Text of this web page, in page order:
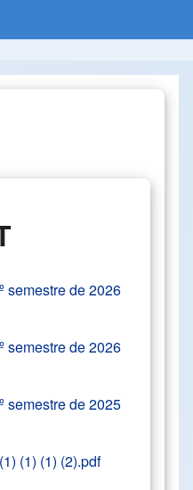
semestre de 2026
semestre de 2026
semestre de 2025
(1) (1) (2).pdf